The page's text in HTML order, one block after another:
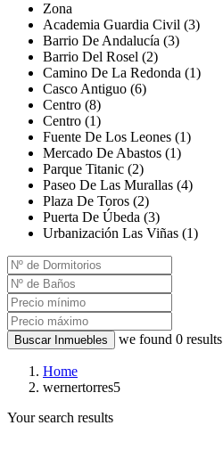
Zona
Academia Guardia Civil (3)
Barrio De Andalucía (3)
Barrio Del Rosel (2)
Camino De La Redonda (1)
Casco Antiguo (6)
Centro (8)
Centro (1)
Fuente De Los Leones (1)
Mercado De Abastos (1)
Parque Titanic (2)
Paseo De Las Murallas (4)
Plaza De Toros (2)
Puerta De Úbeda (3)
Urbanización Las Viñas (1)
Buscar Inmuebles we found 0 results
Home
wernertorres5
Your search results